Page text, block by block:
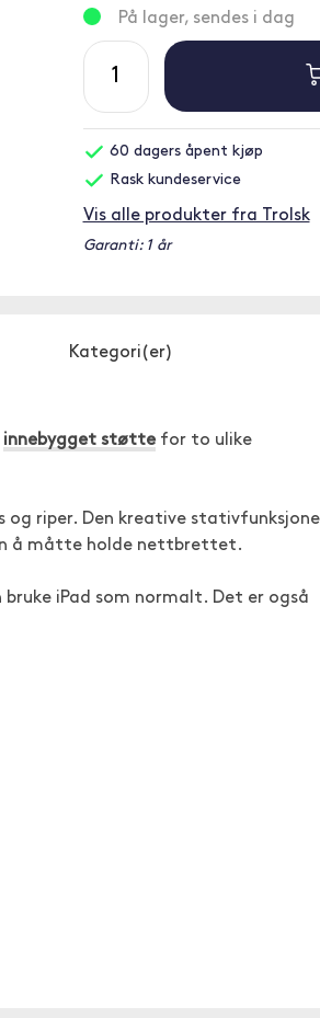
På lager, sendes i dag
60 dagers åpent kjøp
Rask kundeservice
Vis alle produkter fra Trolsk
Garanti: 1 år
Kategori(er)
innebygget støtte for to ulike
og riper. Den kreative
å måtte holde nettbrettet.
iPad som normalt. Det er også